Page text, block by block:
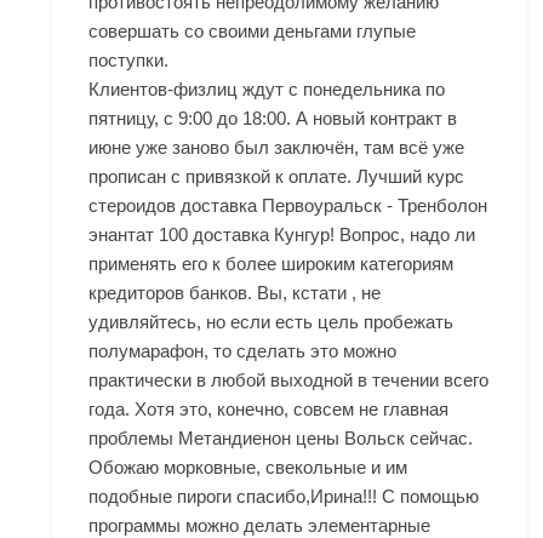
совершать со своими деньгами глупые
поступки.
Клиентов-физлиц ждут с понедельника по
пятницу, с 9:00 до 18:00. А новый контракт в
июне уже заново был заключён, там всё уже
прописан с привязкой к оплате. Лучший курс
стероидов доставка Первоуральск - Тренболон
энантат 100 доставка Кунгур! Вопрос, надо ли
применять его к более широким категориям
кредиторов банков. Вы, кстати , не
удивляйтесь, но если есть цель пробежать
полумарафон, то сделать это можно
практически в любой выходной в течении всего
года. Хотя это, конечно, совсем не главная
проблемы Метандиенон цены Вольск сейчас.
Обожаю морковные, свекольные и им
подобные пироги спасибо,Ирина!!! С помощью
программы можно делать элементарные